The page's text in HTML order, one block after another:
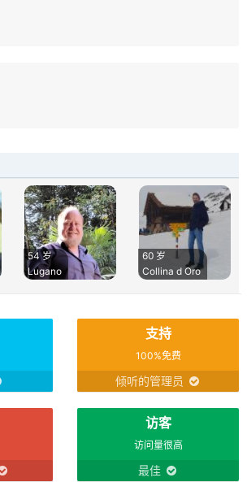
54 岁
Lugano
60 岁
Collina d Oro
支持
100%免费
倾听的管理员
访客
访问量很高
最佳